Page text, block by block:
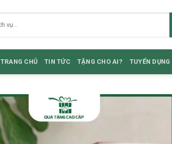
TRANG CHỦ TIN TỨC TẶNG CHO AI? TUYỂN DỤNG